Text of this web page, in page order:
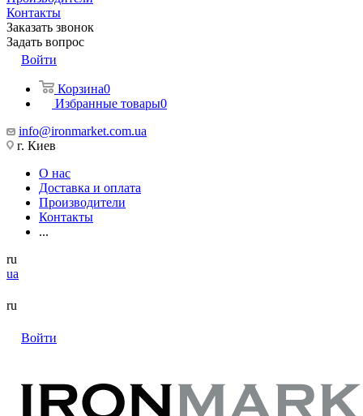
Контакты
Заказать звонок
Задать вопрос
Войти
Корзина0
Избранные товары0
info@ironmarket.com.ua
г. Киев
О нас
Доставка и оплата
Производители
Контакты
...
ru
ua
ru
Войти